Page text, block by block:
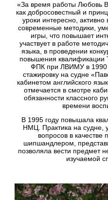
«За время работы Любовь
как добросовестный и
уроки интересно,
современные методики,
игры, что повышает
участвует в работе
языка, в проведении
повышения квалификации
ФПК при ЛВИМУ в 1990
стажировку на судне
кабинетом английского
отмечается в смотре
обязанности классного
времени
В 1995 году повышала
НМЦ. Практика на судне,
вопросов в качестве
шипшандлером,
позволяла вести предмет
изучаемой